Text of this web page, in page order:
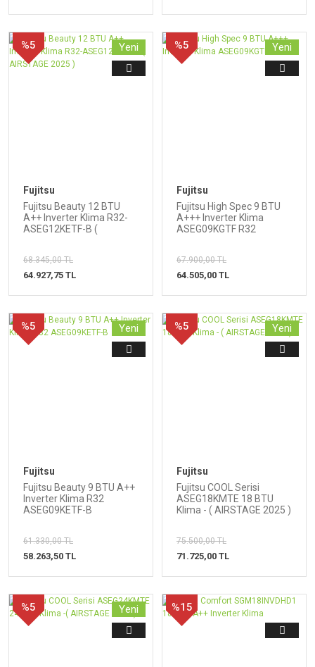
%5 Yeni
Fujitsu
Fujitsu Beauty 12 BTU
A++ Inverter Klima R32-
ASEG12KETF-B (
68.345,00 TL
64.927,75 TL
%5 Yeni
Fujitsu
Fujitsu High Spec 9 BTU
A+++ Inverter Klima
ASEG09KGTF R32
67.900,00 TL
64.505,00 TL
%5 Yeni
Fujitsu
Fujitsu Beauty 9 BTU A++
Inverter Klima R32
ASEG09KETF-B
61.330,00 TL
58.263,50 TL
%5 Yeni
Fujitsu
Fujitsu COOL Serisi
ASEG18KMTE 18 BTU
Klima - ( AIRSTAGE 2025 )
75.500,00 TL
71.725,00 TL
%5 Yeni %15